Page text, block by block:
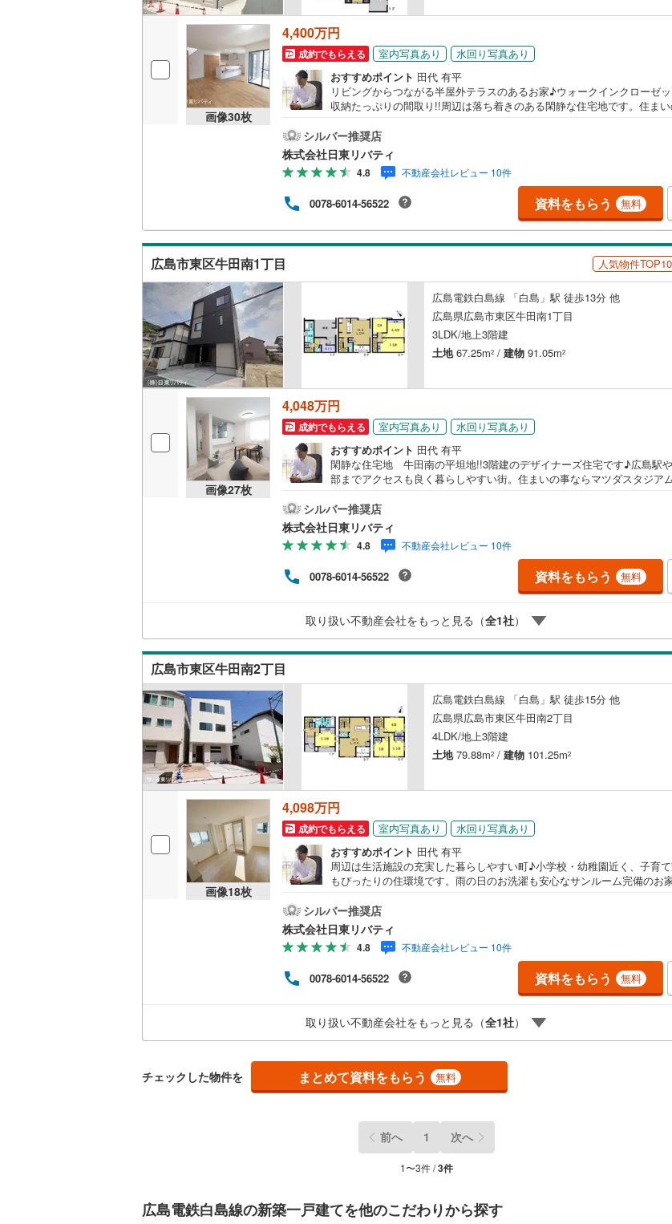
画像30枚
4,400万円
成約でもらえる 室内写真あり
水回り写真あり
おすすめポイント 田代 有平
リビングからつながる半屋外テラスのあるお家♪ウォークインクローゼ
収納たっぷりの間取り!!周辺は落ち着きのある閑静な住宅地です。住ま
物件もご紹介できます。広島市内はもちろん廿日市から呉・東広島まで
件の豊富な情報量!!「実際に自分自身が住む家を見て納得して買いたい」
は分かり難い物件の長所や短所を現地でご確認できます。お気軽にお問い
せ下さい。TV電話やLINE等でオンライン案内も可能です。お気軽にお申
下さい。「住まいを通じた出逢いを大切に」をモットーに、創業以来多
客様に信頼と信用を頂き、広島県下でも有数の不動産グループへ成長す
ができました。「人と人、心と心」これからもこの精神を大切に、お客
サポートをさせて頂きます。株式会社日東リバティ〒732-0818広島市南
日出2丁目2-22-2F
シルバー推奨店
株式会社日東リバティ
4.8 不動産会社レビュー 10件
0078-6014-56522 資料をもらう 無料
広島市東区牛田南1丁目 人気物件
広島電鉄白島線 「白島」駅 徒歩13分 他
広島県広島市東区牛田南1丁目
3LDK/地上3階建
土地67.25m2 / 建物 91.05m2
画像27枚
4,048万円
成約でもらえる 室内写真あり
水回り写真あり
おすすめポイント 田代 有平
閑静な住宅地 牛田南の平坦地!!3階建のデザイナーズ住宅です♪広島駅
部までアクセスも良く暮らしやすい街。住まいの事ならマツダスタジア
広島市内はもちろん廿日市から呉・東広島まで6000物件の豊富な情報量!!
際に自分自身が住む家を見て納得して買いたい」広告では分かり難い物件
所や短所を現地でご確認できます。お気軽にお問い合わせ下さい。TV電
NE等でオンライン案内も可能です。お気軽にお申し付け下さい。「住ま
じた出逢いを大切に」をモットーに、創業以来多くのお客様に信頼と信
き、広島県下でも有数の不動産グループへ成長することができました。
人、心と心」これからもこの精神を大切に、お客様へのサポートをさせ
シルバー推奨店
株式会社日東リバティ
4.8 不動産会社レビュー 10件
0078-6014-56522 資料をもらう 無料
取り扱い不動産会社をもっと見る（全1社）
広島市東区牛田南2丁目
広島電鉄白島線 「白島」駅 徒歩15分 他
広島県広島市東区牛田南2丁目
4LDK/地上3階建
土地79.88m2 / 建物 101.25m2
画像18枚
4,098万円
成約でもらえる 室内写真あり
水回り写真あり
おすすめポイント 田代 有平
周辺は生活施設の充実した暮らしやすい町♪小学校・幼稚園近く、子育
もぴったりの住環境です。雨の日のお洗濯も安心なサンルーム完備のお
ていない物件もご紹介できます。広島市内はもちろん廿日市から呉・東広
で6000物件の豊富な情報量!!「実際に自分自身が住む家を見て納得して買
い」広告では分かり難い物件の長所や短所を現地でご確認できます。お気
お問い合わせ下さい。TV電話やLINE等でオンライン案内も可能です。お
お申し付け下さい。「住まいを通じた出逢いを大切に」をモットーに、
来多くのお客様に信頼と信用を頂き、広島県下でも有数の不動産グルー
長することができました。「人と人、心と心」これからもこの精神を大
市南区段原日出2丁目2-22-2F
シルバー推奨店
株式会社日東リバティ
4.8 不動産会社レビュー 10件
0078-6014-56522 資料をもらう 無料
取り扱い不動産会社をもっと見る（全1社）
チェックした物件を まとめて資料をもらう 無料
前へ 1 次へ
1〜3件 /3件
広島電鉄白島線の新築一戸建てを他のこだわりから探す
最寄りの駅が始発駅
間取り、居室全体
吹き抜け（0） バリアフリー住宅（ 0）
二世帯向け（0
サービスルーム（納戸）（0）
キッチン
独立型キッチン（0） 対面キッチン（2）
浴室
浴室乾燥機あり（
バルコニー、庭
ウッドデッキあり（0）
収納
ウォークインクローゼット
（1 ）
床下収納（3）
販売、価格、契約、入居関連など
即入居可能（ 3）
オンライン内見(相談)可（0） IT重説可